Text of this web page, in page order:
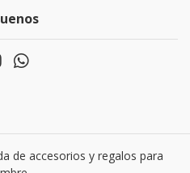
de accesorios y regalos para